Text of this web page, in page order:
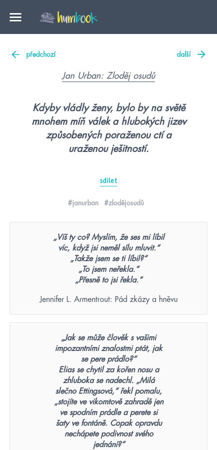
předchozí další
Jan Urban: Zloděj osudů
Kdyby vládly ženy, bylo by na světě
mnohem míň válek a hlubokých jizev
způsobených poraženou ctí a
uraženou ješitností.
sdílet
#janurban #zlodějosudů
„Víš ty co? Myslím, že ses mi líbil
víc, když jsi neměl sílu mluvit.“
„Takže jsem se ti líbil?“
„To jsem neřekla.“
„Přesně to jsi řekla.“
Jennifer L. Armentrout: Pád zkázy a hněvu
„Jak se může člověk s vašimi
impozantními znalostmi ptát, jak
se pere prádlo?“
Elias se chytil za kořen nosu a
zhluboka se nadechl. „Milá
slečno Ettingsová,“ řekl pomalu,
„stojíte ve vikomtově zahradě jen
ve spodním prádle a perete si
šaty ve fontáně. Copak opravdu
nechápete podivnost svého
jednání?“